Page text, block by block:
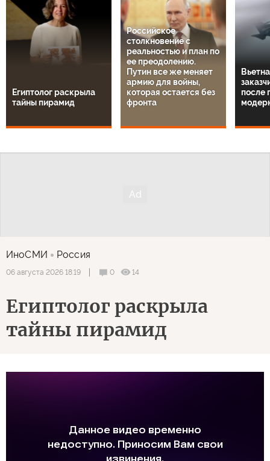
Египтолог раскрыла
тайны пирамид
Российское
столкновение с
реальностью и план по
ее преодолению.
Путин все же меняет
армию для войны,
которая остается без
фронта
после
ИноСМИ Россия
06 августа 2026 18:19 0 14
Египтолог раскрыла
тайны пирамид